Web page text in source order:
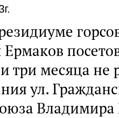
три месяца не
ул.